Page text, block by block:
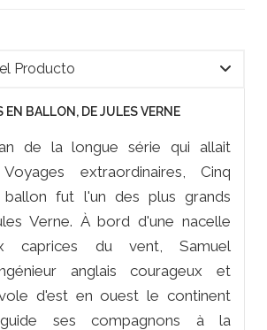
Producto
EN BALLON, DE JULES VERNE
de la longue série qui allait
Voyages extraordinaires, Cinq
fut l'un des plus grands
Verne. À bord d'une nacelle
caprices du vent, Samuel
anglais courageux et
d'est en ouest le continent
ses compagnons à la